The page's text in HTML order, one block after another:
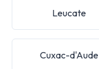
Leucate
Cuxac-d'Aude